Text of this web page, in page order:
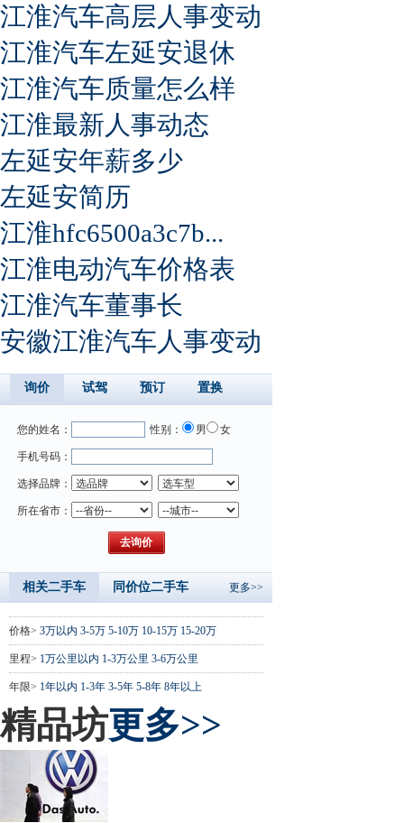
江淮汽车高层人事变动
江淮汽车左延安退休
江淮汽车质量怎么样
江淮最新人事动态
左延安年薪多少
左延安简历
江淮hfc6500a3c7b...
江淮电动汽车价格表
江淮汽车董事长
安徽江淮汽车人事变动
询价 试驾 预订 置换
您的姓名： 性别： 男 女
手机号码：
选择品牌：
所在省市：
相关二手车 同价位二手车 更多>>
价格> 3万以内 3-5万 5-10万 10-15万 15-20万
里程> 1万公里以内 1-3万公里 3-6万公里
年限> 1年以内 1-3年 3-5年 5-8年 8年以上
精品坊更多>>